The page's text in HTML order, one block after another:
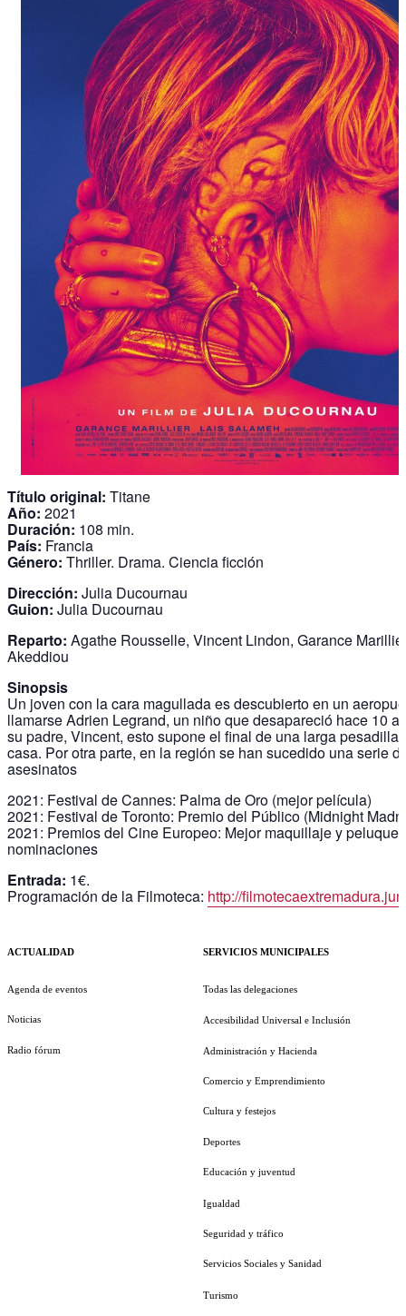
Título original: Titane
Año: 2021
Duración: 108 min.
País: Francia
Género: Thriller. Drama. Ciencia ficción
Dirección: Julia Ducournau
Guion: Julia Ducournau
Reparto: Agathe Rousselle, Vincent Lindon, Garance
Akeddiou
Sinopsis
Un joven con la cara magullada es descubierto en un
llamarse Adrien Legrand, un niño que desapareció hace 10
su padre, Vincent, esto supone el final de una larga pesadilla
casa. Por otra parte, en la región se han sucedido una serie
asesinatos
2021: Festival de Cannes: Palma de Oro (mejor película)
2021: Festival de Toronto: Premio del Público (Midnight
2021: Premios del Cine Europeo: Mejor maquillaje y
nominaciones
Entrada: 1€.
Programación de la Filmoteca: http://
ACTUALIDAD
Agenda de eventos
Noticias
Radio fórum
SERVICIOS MUNICIPALES
Todas las delegaciones
Accesibilidad Universal e Inclusión
Administración y Hacienda
Comercio y Emprendimiento
Cultura y festejos
Deportes
Educación y juventud
Igualdad
Seguridad y tráfico
Servicios Sociales y Sanidad
Turismo